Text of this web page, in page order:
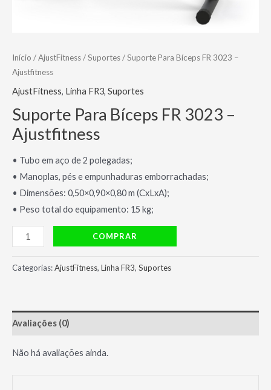
Início /AjustFitness/Suportes/ Suporte Para Bíceps FR 3023 –
Ajustfitness
AjustFitness, Linha FR3, Suportes
Suporte Para Bíceps FR 3023 –
Ajustfitness
• Tubo em aço de 2 polegadas;
• Manoplas, pés e empunhaduras emborrachadas;
• Dimensões: 0,50×0,90×0,80 m (CxLxA);
• Peso total do equipamento: 15 kg;
Suporte
Para
Bíceps
-
Ajustfitness
quantidade
COMPRAR
Categorias:AjustFitness, Linha FR3, Suportes
Avaliações (0)
Não há avaliações ainda.